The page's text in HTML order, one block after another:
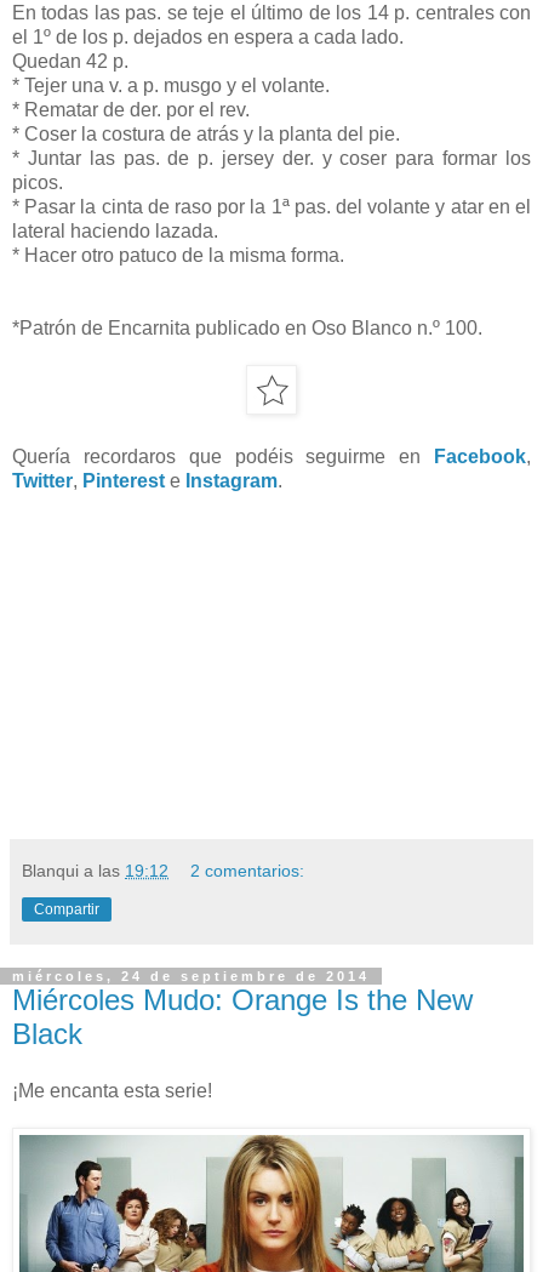
En todas las pas. se teje el último de los 14 p. centrales con
el 1º de los p. dejados en espera a cada lado.
Quedan 42 p.
* Tejer una v. a p. musgo y el volante.
* Rematar de der. por el rev.
* Coser la costura de atrás y la planta del pie.
* Juntar las pas. de p. jersey der. y coser para formar los
picos.
* Pasar la cinta de raso por la 1ª pas. del volante y atar en el
lateral haciendo lazada.
* Hacer otro patuco de la misma forma.
*Patrón de Encarnita publicado en Oso Blanco n.º 100.
Quería recordaros que podéis seguirme en Facebook,
Twitter, Pinterest e Instagram.
Blanqui a las 19:12 2 comentarios:
Compartir
miércoles, 24 de septiembre de 2014
Miércoles Mudo: Orange Is the New
Black
¡Me encanta esta serie!